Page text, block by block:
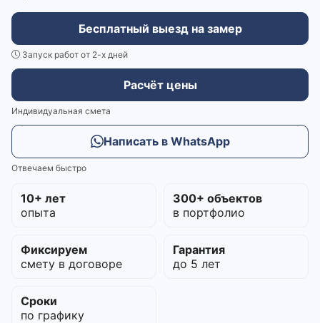
Бесплатный выезд на замер
Запуск работ от 2-х дней
Расчёт цены
Индивидуальная смета
Написать в WhatsApp
Отвечаем быстро
10+ лет
опыта
300+ объектов
в портфолио
Фиксируем
смету в договоре
Гарантия
до 5 лет
Сроки
по графику